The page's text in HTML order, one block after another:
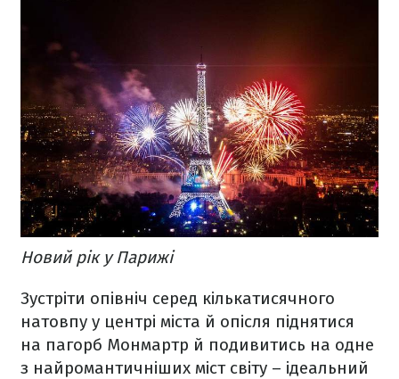
Новий рік у Парижі
Зустріти опівніч серед кількатисячного
натовпу у центрі міста й опісля піднятися
на пагорб Монмартр й подивитись на одне
з найромантичніших міст світу – ідеальний